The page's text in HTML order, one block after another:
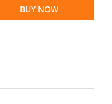
BUY NOW